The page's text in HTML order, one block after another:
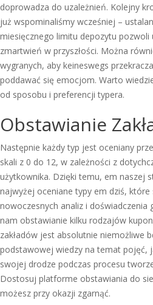
doprowadza do uzależnień. Kolejny
już wspominaliśmy wcześniej –
miesięcznego limitu depozytu pozwoli
zmartwień w przyszłości. Można
wygranych, aby keineswegs
poddawać się emocjom. Warto
od sposobu i preferencji typera.
Obstawianie
Następnie każdy typ jest oceniany
skali z 0 do 12, w zależności z
użytkownika. Dzięki temu, em naszej
najwyżej oceniane typy em dziś, które
nowoczesnych analiz i doświadczenia
nam obstawianie kilku rodzajów
zakładów jest absolutnie niemożliwe
podstawowej wiedzy na temat pojęć,
swojej drodze podczas procesu
Dostosuj platforme obstawiania do
możesz przy okazji zgarnąć.